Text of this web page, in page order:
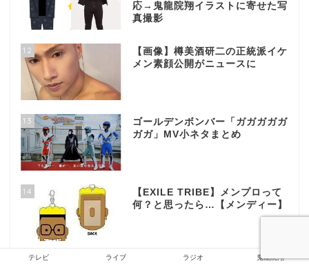
応→鬼龍院翔イラストに寄せた写
真撮影
12
【画像】樽美酒研二の正統派イケ
メン素顔公開がニュースに
13
ゴールデンボンバー「ガガガガガ
ガガ」MV小ネタまとめ
14
【EXILE TRIBE】メンプロって
何？と思ったら…【メンディー】
15 【恵比寿】元キリショー自宅＆事
テレビ ライブ ラジオ 鬼龍院翔